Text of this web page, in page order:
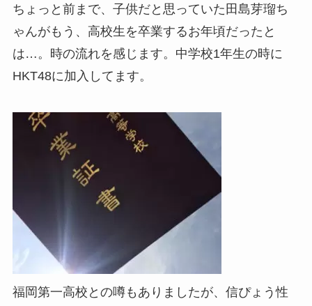
ちょっと前まで、子供だと思っていた田島芽瑠ち
ゃんがもう、高校生を卒業するお年頃だったと
は…。時の流れを感じます。中学校1年生の時に
HKT48に加入してます。
福岡第一高校との噂もありましたが、信ぴょう性